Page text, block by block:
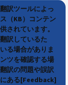
訳ツールによっ
（KB）コンテン
されています。
訳しているた
る場合がありま
ツを確認する場
訳の問題や誤訳
ある[Feedback]